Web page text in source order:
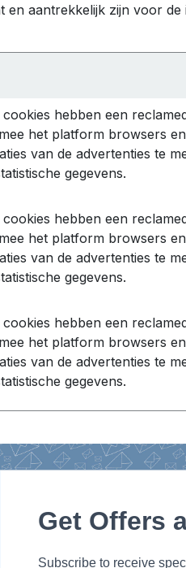
en aantrekkelijk zijn voor
cookies hebben een
het platform browsers
van de advertenties te
gegevens.
cookies hebben een
het platform browsers
van de advertenties te
gegevens.
cookies hebben een
het platform browsers
van de advertenties te
gegevens.
Get Offers
Subscribe to receive